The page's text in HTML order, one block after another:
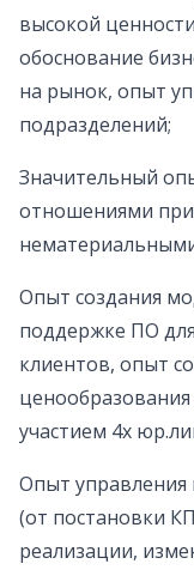
высокой
обоснование
на рынок, опыт
подразделений;
Значительный
отношениями
Опыт создания
поддержке ПО
клиентов, опыт
ценообразования
участием 4х
Опыт
(от постановки
реализации,